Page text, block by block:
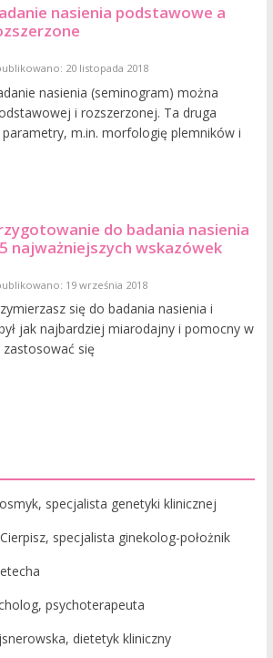
nasienia podstawowe a
20 listopada 2018
nasienia (seminogram) można
i rozszerzonej. Ta druga
m.in. morfologię plemników i
do badania nasienia
najważniejszych wskazówek
19 września 2018
się do badania nasienia i
jak najbardziej miarodajny i pomocny w
się
specjalista genetyki klinicznej
specjalista ginekolog-położnik
psychoterapeuta
dietetyk kliniczny